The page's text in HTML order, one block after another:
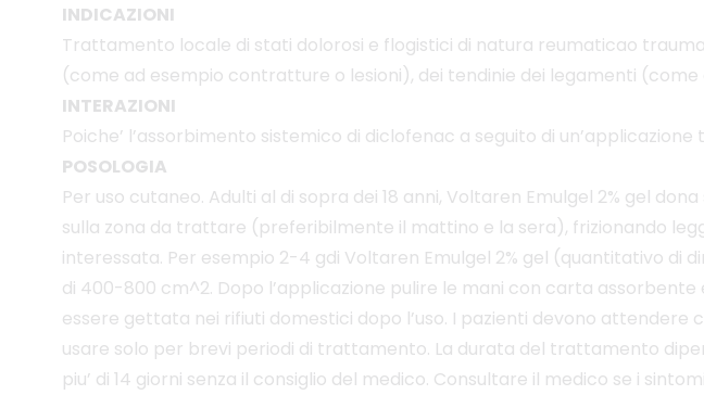
INDICAZIONI
Trattamento locale di stati dolorosi e flogistici di natura reumaticao
(come ad esempio contratture o lesioni), dei tendinie dei legamenti
INTERAZIONI
Poiche’ l’assorbimento sistemico di diclofenac a seguito di
POSOLOGIA
Per uso cutaneo. Adulti al di sopra dei 18 anni, Voltaren Emulgel 2% gel
sulla zona da trattare (preferibilmente il mattino e la sera), frizionando
interessata. Per esempio 2-4 gdi Voltaren Emulgel 2% gel (quantitativo di
di 400-800 cm^2. Dopo l’applicazione pulire le mani con carta
essere gettata nei rifiuti domestici dopo l’uso. I pazienti devono attendere
usare solo per brevi periodi di trattamento. La durata del trattamento
piu’ di 14 giorni senza il consiglio del medico. Consultare il medico se i